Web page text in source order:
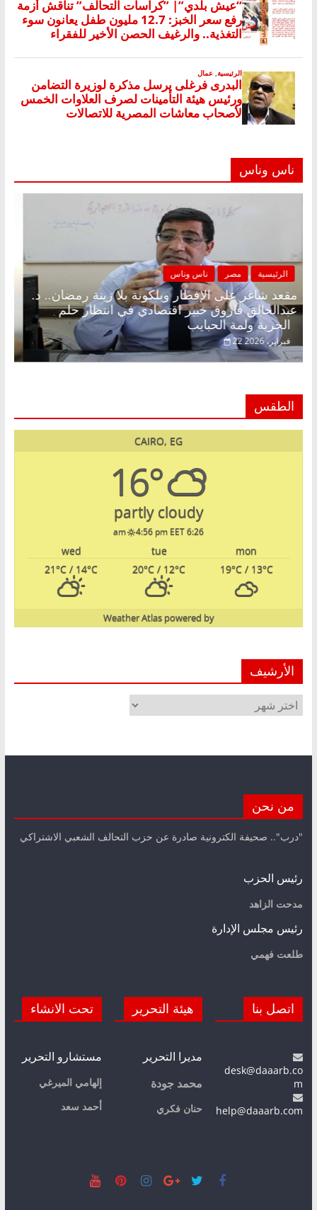
ناس وناس
الرئيسية مصر ناس وناس
مقعد شاغر على الإفطار وبلكونة بلا زينة رمضان.. د.
عبدالخالق فاروق خبير اقتصادي في انتظار حلم
الحرية ولمة الحبايب
22 فبراير، 2026
الطقس
CAIRO, EG
16°
partly cloudy
6:26 am
4:56 pm EET
mon
tue
wed
19°C/ 13°C
20°C / 12°C
21°C / 14°C
powered by
Weather Atlas
الأرشيف
الأرشيف
من نحن
"درب".. صحيفة الكترونية صادرة عن حزب التحالف الشعبي الاشتراكي
رئيس الحزب
مدحت الزاهد
رئيس مجلس الإدارة
طلعت فهمي
اتصل بنا
desk@daaarb.co
m
help@daaarb.com
هيئة التحرير
مديرا التحرير
محمد جودة
حنان فكري
تحت الانشاء
مستشارو التحرير
إلهامي الميرغي
أحمد سعد